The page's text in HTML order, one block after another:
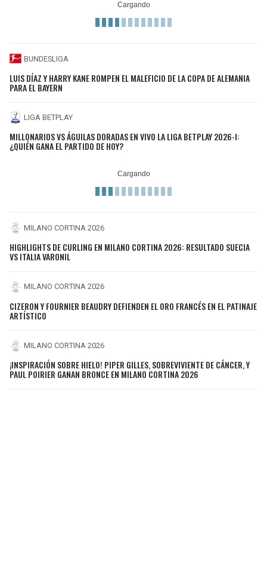
BUNDESLIGA
LUIS DÍAZ Y HARRY KANE ROMPEN EL MALEFICIO DE LA COPA DE ALEMANIA
PARA EL BAYERN
LIGA BETPLAY
MILLONARIOS VS ÁGUILAS DORADAS EN VIVO LA LIGA BETPLAY 2026-I:
¿QUIÉN GANA EL PARTIDO DE HOY?
MILANO CORTINA 2026
HIGHLIGHTS DE CURLING EN MILANO CORTINA 2026: RESULTADO SUECIA
VS ITALIA VARONIL
MILANO CORTINA 2026
CIZERON Y FOURNIER BEAUDRY DEFIENDEN EL ORO FRANCÉS EN EL PATINAJE
ARTÍSTICO
MILANO CORTINA 2026
¡INSPIRACIÓN SOBRE HIELO! PIPER GILLES, SOBREVIVIENTE DE CÁNCER, Y
PAUL POIRIER GANAN BRONCE EN MILANO CORTINA 2026